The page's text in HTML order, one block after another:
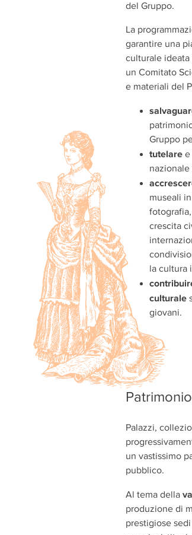
del Gruppo.
La
garantire una
culturale ideata
un Comitato
e materiali del
Gruppo
tutelare e
museali
crescita
la cultura
culturale
giovani.
Palazzi,
un vastissimo
pubblico.
Al tema della
produzione di
prestigiose